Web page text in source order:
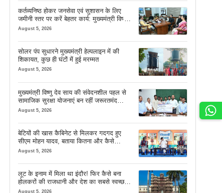
कर्तव्यनिष्ठ होकर जनसेवा एवं सुशासन के लिए
जमीनी स्तर पर करें बेहतर कार्य: मुख्यमंत्री विष्णु
देव साय
August 5, 2026
सोलर पंप सुधारने मुख्यमंत्री हेल्पलाइन में की
शिकायत, कुछ ही घंटों में हुई मरम्मत
August 5, 2026
मुख्यमंत्री विष्णु देव साय की संवेदनशील पहल से
सामाजिक सुरक्षा योजनाएं बन रहीं जरूरतमंद
परिवारों का मजबूत सहारा
August 5, 2026
बेटियों की खास कैबिनेट से मिलकर गदगद हुए
सीएम मोहन यादव, बताया कितना और कैसे
इस्तेमाल करें AI
August 5, 2026
लूट के इनाम में मिला था इंदौर! फिर कैसे बना
होलकरों की राजधानी और देश का सबसे स्वच्छ
शहर? जानें पूरी कहानी
August 5, 2026